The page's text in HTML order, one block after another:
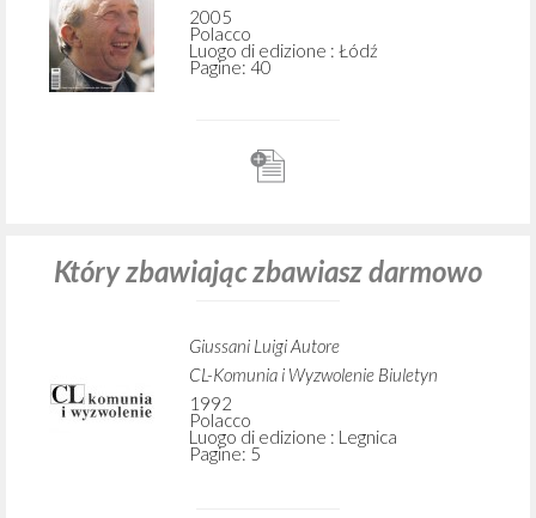
2005
Polacco
Luogo di edizione : Łódź
Pagine: 40
Który zbawiając zbawiasz darmowo
Giussani Luigi Autore
CL-Komunia i Wyzwolenie Biuletyn
1992
Polacco
Luogo di edizione : Legnica
Pagine: 5